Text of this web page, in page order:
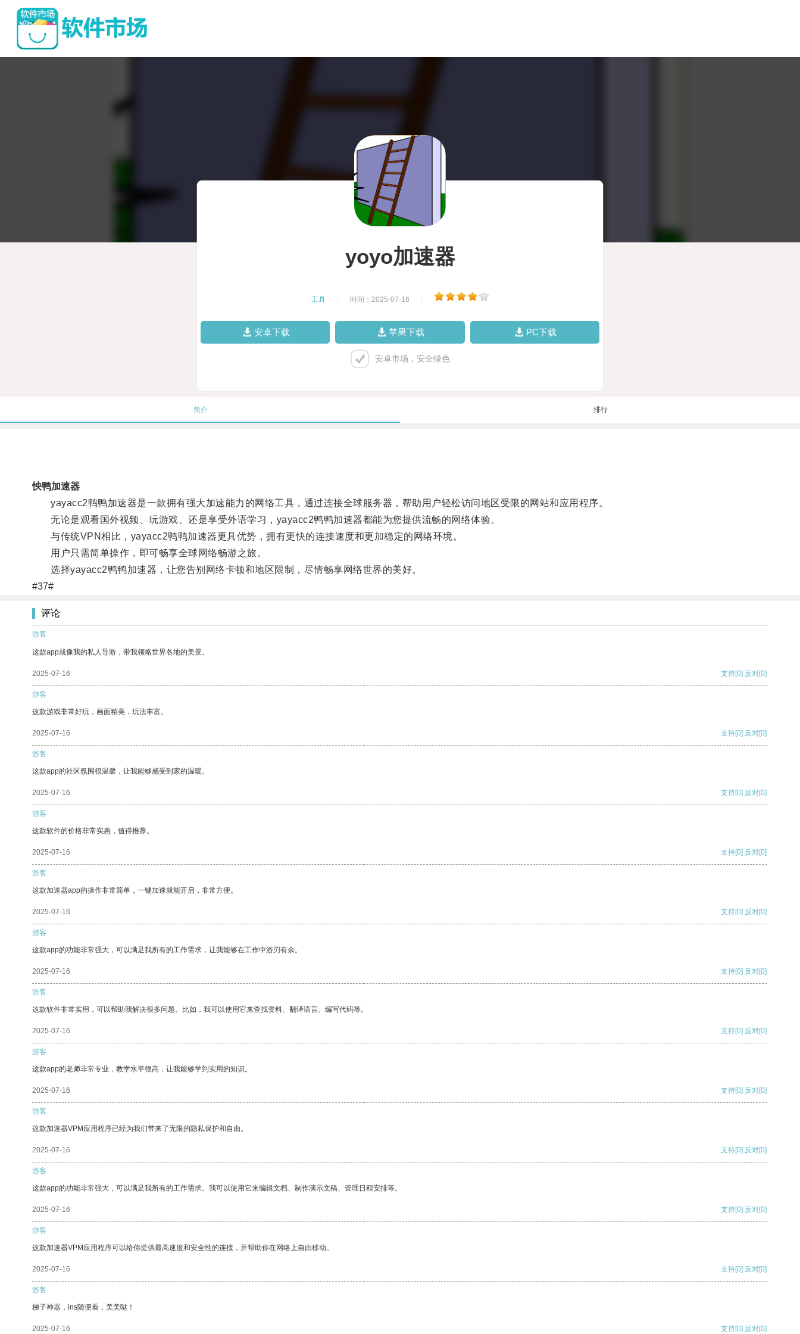
yoyo加速器
工具 时间：2025-07-16
安卓下载 苹果下载 PC下载
安卓市场，安全绿色
简介 排行
怏鸭加速器
yayacc2鸭鸭加速器是一款拥有强大加速能力的网络工具，通过连接全球服务器，帮助用户轻松访问地区受限的网站和应用程序。
无论是观看国外视频、玩游戏、还是享受外语学习，yayacc2鸭鸭加速器都能为您提供流畅的网络体验。
与传统VPN相比，yayacc2鸭鸭加速器更具优势，拥有更快的连接速度和更加稳定的网络环境。
用户只需简单操作，即可畅享全球网络畅游之旅。
选择yayacc2鸭鸭加速器，让您告别网络卡顿和地区限制，尽情畅享网络世界的美好。
#37#
评论
游客
这款app就像我的私人导游，带我领略世界各地的美景。
2025-07-16 支持[0] 反对[0]
游客
这款游戏非常好玩，画面精美，玩法丰富。
2025-07-16 支持[0] 反对[0]
游客
这款app的社区氛围很温馨，让我能够感受到家的温暖。
2025-07-16 支持[0] 反对[0]
游客
这款软件的价格非常实惠，值得推荐。
2025-07-16 支持[0] 反对[0]
游客
这款加速器app的操作非常简单，一键加速就能开启，非常方便。
2025-07-16 支持[0] 反对[0]
游客
这款app的功能非常强大，可以满足我所有的工作需求，让我能够在工作中游刃有余。
2025-07-16 支持[0] 反对[0]
游客
这款软件非常实用，可以帮助我解决很多问题。比如，我可以使用它来查找资料、翻译语言、编写代码等。
2025-07-16 支持[0] 反对[0]
游客
这款app的老师非常专业，教学水平很高，让我能够学到实用的知识。
2025-07-16 支持[0] 反对[0]
游客
这款加速器VPM应用程序已经为我们带来了无限的隐私保护和自由。
2025-07-16 支持[0] 反对[0]
游客
这款app的功能非常强大，可以满足我所有的工作需求。我可以使用它来编辑文档、制作演示文稿、管理日程安排等。
2025-07-16 支持[0] 反对[0]
游客
这款加速器VPM应用程序可以给你提供最高速度和安全性的连接，并帮助你在网络上自由移动。
2025-07-16 支持[0] 反对[0]
游客
梯子神器，ins随便看，美美哒！
2025-07-16 支持[0] 反对[0]